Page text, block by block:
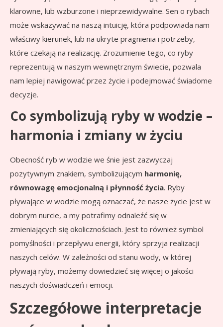
klarowne, lub wzburzone i nieprzewidywalne. Sen o rybach
może wskazywać na naszą intuicję, która podpowiada nam
właściwy kierunek, lub na ukryte pragnienia i potrzeby,
które czekają na realizację. Zrozumienie tego, co ryby
reprezentują w naszym wewnętrznym świecie, pozwala
nam lepiej nawigować przez życie i podejmować świadome
decyzje.
Co symbolizują ryby w wodzie –
harmonia i zmiany w życiu
Obecność ryb w wodzie we śnie jest zazwyczaj
pozytywnym znakiem, symbolizującym harmonię,
równowagę emocjonalną i płynność życia. Ryby
pływające w wodzie mogą oznaczać, że nasze życie jest w
dobrym nurcie, a my potrafimy odnaleźć się w
zmieniających się okolicznościach. Jest to również symbol
pomyślności i przepływu energii, który sprzyja realizacji
naszych celów. W zależności od stanu wody, w której
pływają ryby, możemy dowiedzieć się więcej o jakości
naszych doświadczeń i emocji.
Szczegółowe interpretacje